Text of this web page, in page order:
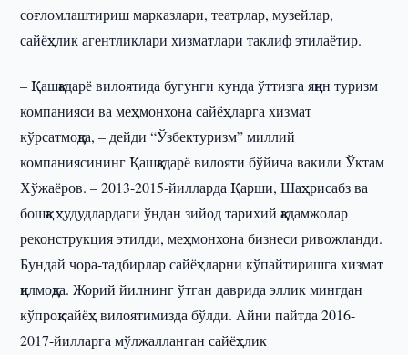
соғломлаштириш марказлари, театрлар, музейлар,
сайёҳлик агентликлари хизматлари таклиф этилаётир.
– Қашқадарё вилоятида бугунги кунда ўттизга яқин туризм
компанияси ва меҳмонхона сайёҳларга хизмат
кўрсатмоқда, – дейди “Ўзбектуризм” миллий
компаниясининг Қашқадарё вилояти бўйича вакили Ўктам
Хўжаёров. – 2013-2015-йилларда Қарши, Шаҳрисабз ва
бошқа ҳудудлардаги ўндан зийод тарихий қадамжолар
реконструкция этилди, меҳмонхона бизнеси ривожланди.
Бундай чора-тадбирлар сайёҳларни кўпайтиришга хизмат
қилмоқда. Жорий йилнинг ўтган даврида эллик мингдан
кўпроқ сайёҳ вилоятимизда бўлди. Айни пайтда 2016-
2017-йилларга мўлжалланган сайёҳлик